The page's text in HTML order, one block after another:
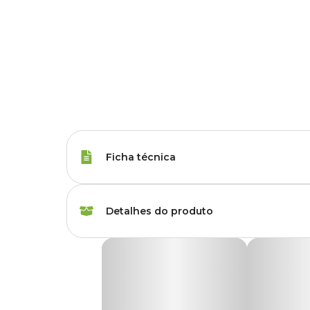
Ficha técnica
Tipo da Ração Super Premium
Detalhes do produto